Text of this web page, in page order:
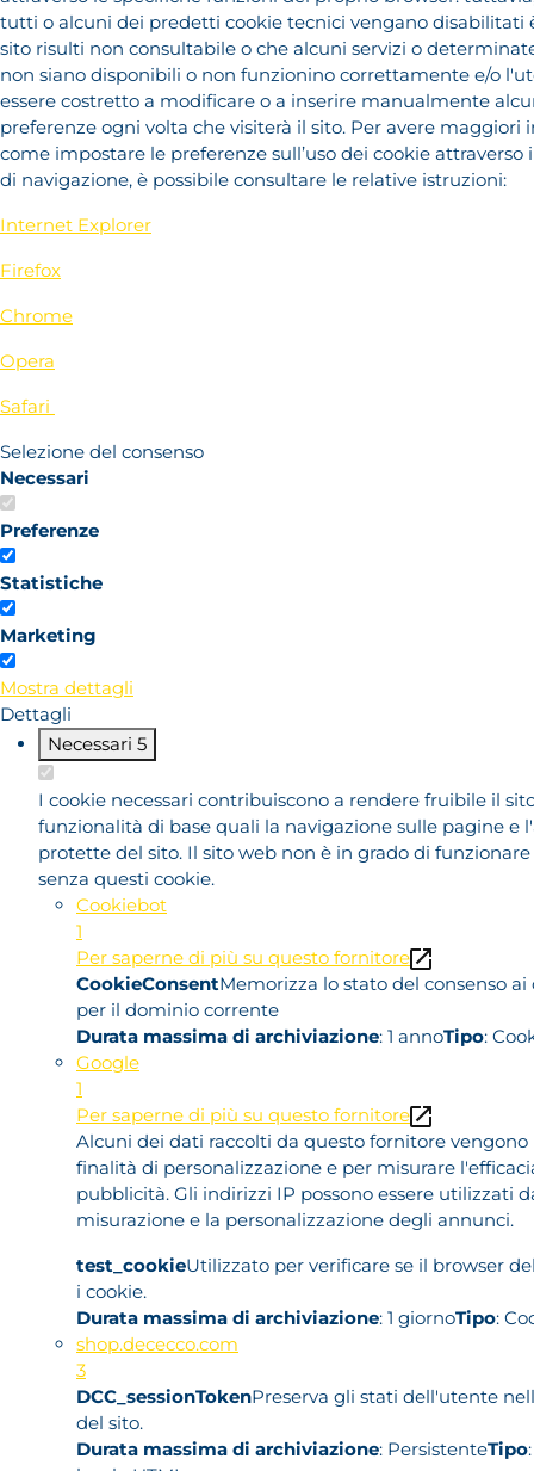
tutti o alcuni dei predetti cookie tecnici vengano disabilitati
sito risulti non consultabile o che alcuni servizi o
non siano disponibili o non funzionino correttamente e/o
essere costretto a modificare o a inserire manualmente
preferenze ogni volta che visiterà il sito. Per avere maggiori
come impostare le preferenze sull’uso dei cookie attraverso
di navigazione, è possibile consultare le relative istruzioni:
Internet Explorer
Firefox
Chrome
Opera
Safari
Selezione del consenso
Necessari
Preferenze
Statistiche
Marketing
Mostra dettagli
Dettagli
Necessari 5
I cookie necessari contribuiscono a rendere fruibile il
funzionalità di base quali la navigazione sulle pagine e
protette del sito. Il sito web non è in grado di
senza questi cookie.
Cookiebot
1
Per saperne di più su questo fornitore
CookieConsentMemorizza lo stato del consenso
per il dominio corrente
Durata massima di archiviazione: 1 annoTipo:
Google
1
Per saperne di più su questo fornitore
Alcuni dei dati raccolti da questo fornitore
finalità di personalizzazione e per misurare
pubblicità. Gli indirizzi IP possono essere utilizzati
misurazione e la personalizzazione degli annunci.
test_cookieUtilizzato per verificare se il browser
i cookie.
Durata massima di archiviazione: 1 giornoTipo:
shop.dececco.com
3
DCC_sessionTokenPreserva gli stati dell'utente
del sito.
Durata massima di archiviazione: PersistenteTipo